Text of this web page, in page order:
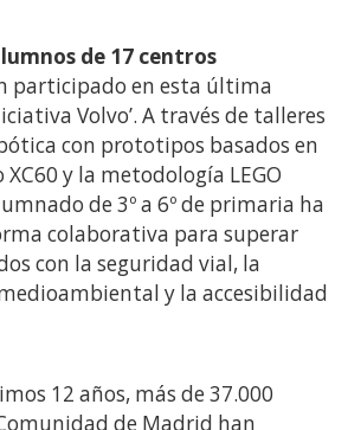
de 17 centros
participado en esta última
Volvo’. A través de talleres
con prototipos basados en
y la metodología LEGO
de 3º a 6º de primaria ha
colaborativa para superar
con la seguridad vial, la
y la accesibilidad
12 años, más de 37.000
de Madrid han